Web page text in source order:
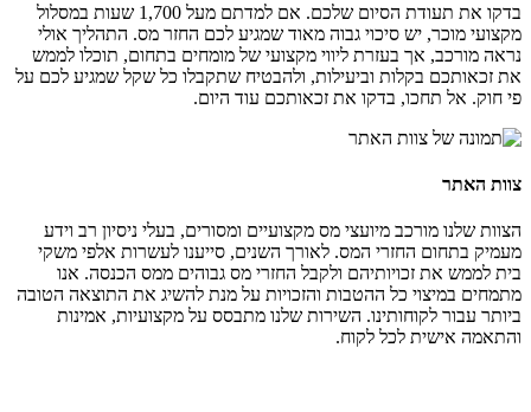
בדקו את תעודת הסיום שלכם. אם למדתם מעל 1,700 שעות במסלול
מקצועי מוכר, יש סיכוי גבוה מאוד שמגיע לכם החזר מס. התהליך אולי
נראה מורכב, אך בעזרת ליווי מקצועי של מומחים בתחום, תוכלו לממש
את זכאותכם בקלות וביעילות, ולהבטיח שתקבלו כל שקל שמגיע לכם על
פי חוק. אל תחכו, בדקו את זכאותכם עוד היום.
צוות האתר
הצוות שלנו מורכב מיועצי מס מקצועיים ומסורים, בעלי ניסיון רב וידע
מעמיק בתחום החזרי המס. לאורך השנים, סייענו לעשרות אלפי משקי
בית לממש את זכויותיהם ולקבל החזרי מס גבוהים ממס הכנסה. אנו
מתמחים במיצוי כל ההטבות והזכויות על מנת להשיג את התוצאה הטובה
ביותר עבור לקוחותינו. השירות שלנו מתבסס על מקצועיות, אמינות
והתאמה אישית לכל לקוח.